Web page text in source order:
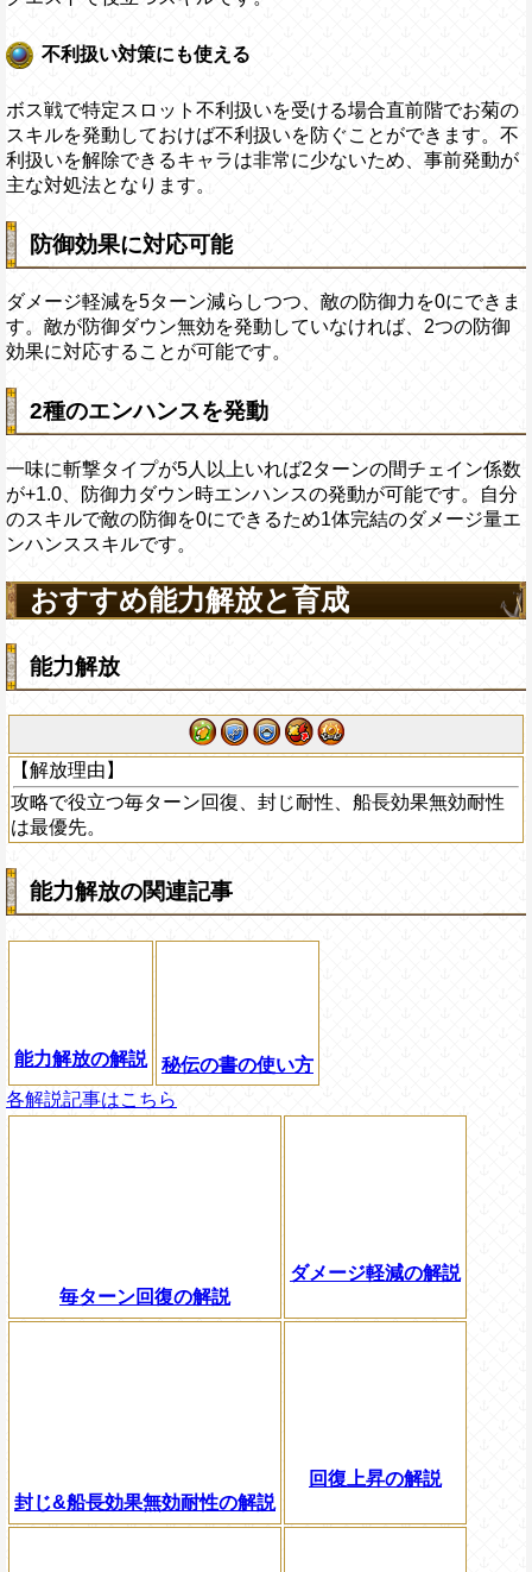
不利扱い対策にも使える
ボス戦で特定スロット不利扱いを受ける場合直前階でお菊の
スキルを発動しておけば不利扱いを防ぐことができます。不
利扱いを解除できるキャラは非常に少ないため、事前発動が
主な対処法となります。
防御効果に対応可能
ダメージ軽減を5ターン減らしつつ、敵の防御力を0にできま
す。敵が防御ダウン無効を発動していなければ、2つの防御
効果に対応することが可能です。
2種のエンハンスを発動
一味に斬撃タイプが5人以上いれば2ターンの間チェイン係数
が+1.0、防御力ダウン時エンハンスの発動が可能です。自分
のスキルで敵の防御を0にできるため1体完結のダメージ量エ
ンハンススキルです。
おすすめ能力解放と育成
能力解放
【解放理由】
攻略で役立つ毎ターン回復、封じ耐性、船長効果無効耐性
は最優先。
能力解放の関連記事
能力解放の解説
秘伝の書の使い方
各解説記事はこちら
毎ターン回復の解説
ダメージ軽減の解説
封じ&船長効果無効耐性の解説
回復上昇の解説